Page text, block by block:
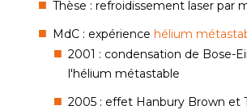
Thèse : refroidissement laser par
MdC : expérience hélium
2001 : condensation de Bose-
l'hélium métastable
2005 : effet Hanbury Brown et